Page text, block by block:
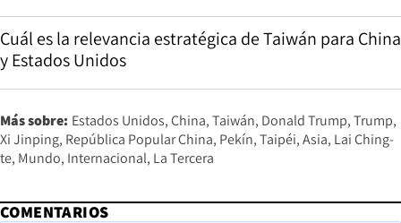
Cuál es la relevancia estratégica de Taiwán para China
y Estados Unidos
Más sobre: Estados Unidos China Taiwán Donald Trump Trump
Xi Jinping República Popular China Pekín Taipéi Asia Lai Ching-
te Mundo Internacional La Tercera
COMENTARIOS